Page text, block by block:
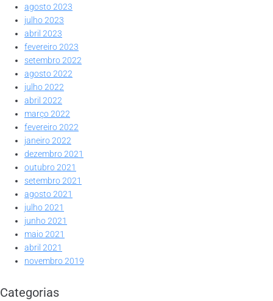
agosto 2023
julho 2023
abril 2023
fevereiro 2023
setembro 2022
agosto 2022
julho 2022
abril 2022
março 2022
fevereiro 2022
janeiro 2022
dezembro 2021
outubro 2021
setembro 2021
agosto 2021
julho 2021
junho 2021
maio 2021
abril 2021
novembro 2019
Categorias